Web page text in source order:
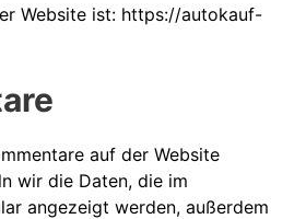
Website ist: https://autokauf-
auf der Website
wir die Daten, die im
angezeigt werden, außerdem